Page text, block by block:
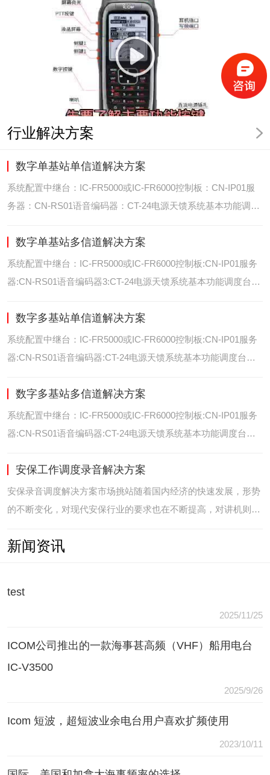
行业解决方案
数字单基站单信道解决方案
系统配置中继台：IC-FR5000或IC-FR6000控制板：CN-IP01服
务器：CN-RS01语音编码器：CT-24电源天馈系统基本功能调度
位/室内定位艾可慕数字电台具备GPS数据上传功能。而GPS定
位功能是艾可慕数字系统的标
数字单基站多信道解决方案
系统配置中继台：IC-FR5000或IC-FR6000控制板:CN-IP01服务
器:CN-RS01语音编码器3:CT-24电源天馈系统基本功能调度台录
室内定位艾可慕数字电台具备GPS数据上传功能。而GPS定位功
能是艾可慕数字系统的
数字多基站单信道解决方案
系统配置中继台：IC-FR5000或IC-FR6000控制板:CN-IP01服务
器:CN-RS01语音编码器:CT-24电源天馈系统基本功能调度台录
通过IP网络互联，通过成熟可靠的网络技术，艾可慕数字通讯将
延伸到世界的每一个角落。
数字多基站多信道解决方案
系统配置中继台：IC-FR5000或IC-FR6000控制板:CN-IP01服务
器:CN-RS01语音编码器:CT-24电源天馈系统基本功能调度台录
之间通过IP网络互联，通过成熟可靠的网络技术，艾可慕数字通
讯将延伸到世界的每一个角
安保工作调度录音解决方案
安保录音调度解决方案市场挑站随着国内经济的快速发展，形势
的不断变化，对现代安保行业的要求也在不断提高，对讲机则是
讯需要，常常会出现以下问题：（1）无可靠的报等多种保障手
新闻资讯
test
2025/11/25
ICOM公司推出的一款海事甚高频（VHF）船用电台
IC-V3500
2025/9/26
Icom 短波，超短波业余电台用户喜欢扩频使用
2023/10/11